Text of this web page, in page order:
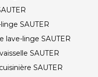
SAUTER
lave-linge SAUTER
SAUTER
SAUTER